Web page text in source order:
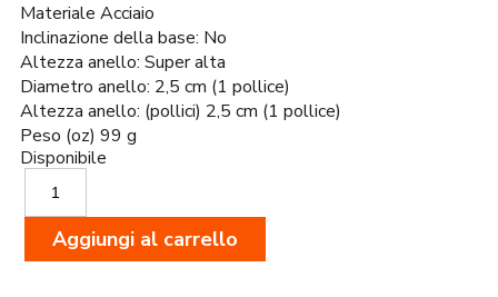
Materiale Acciaio
Inclinazione della base: No
Altezza anello: Super alta
Diametro anello: 2,5 cm (1 pollice)
Altezza anello: (pollici) 2,5 cm (1 pollice)
Peso (oz) 99 g
Disponibile
Leupold
Anelli
QR
Diametro
Aggiungi al carrello